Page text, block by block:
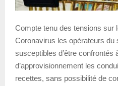
Compte tenu des tensions sur
Coronavirus les opérateurs du
susceptibles d’être confrontés
d’approvisionnement les
recettes, sans possibilité de